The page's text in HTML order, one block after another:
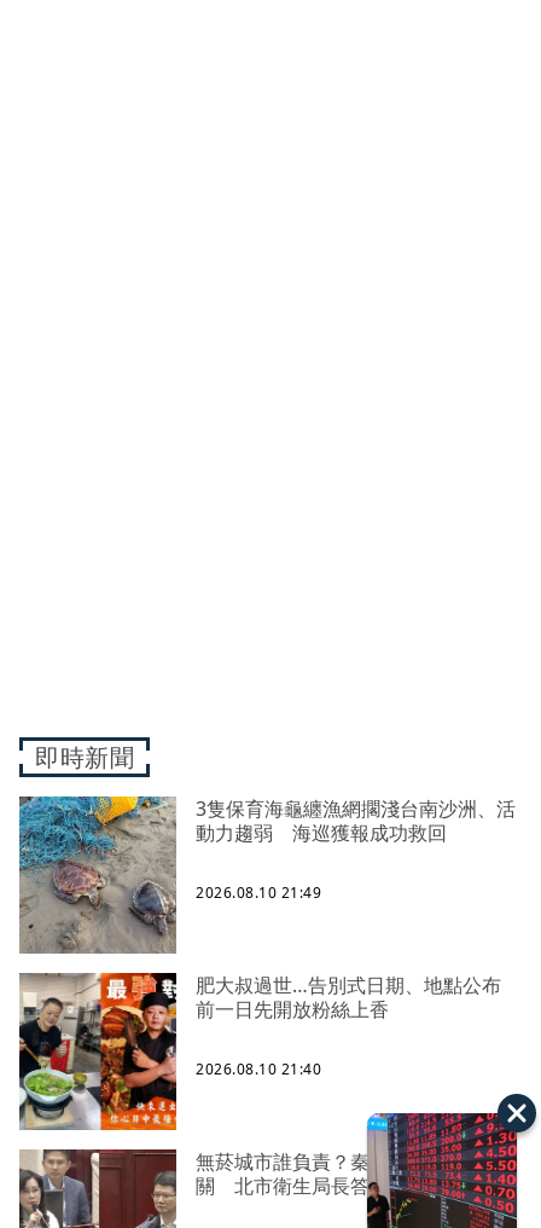
即時新聞
3隻保育海龜纏漁網擱淺台南沙洲、活
動力趨弱 海巡獲報成功救回
2026.08.10 21:49
肥大叔過世…告別式日期、地點公布
前一日先開放粉絲上香
2026.08.10 21:40
無菸城市誰負責？秦慧珠連問主管機
關 北市衛生局長答不出